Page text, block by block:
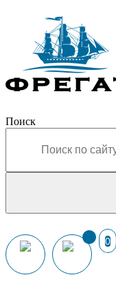
Поиск
0